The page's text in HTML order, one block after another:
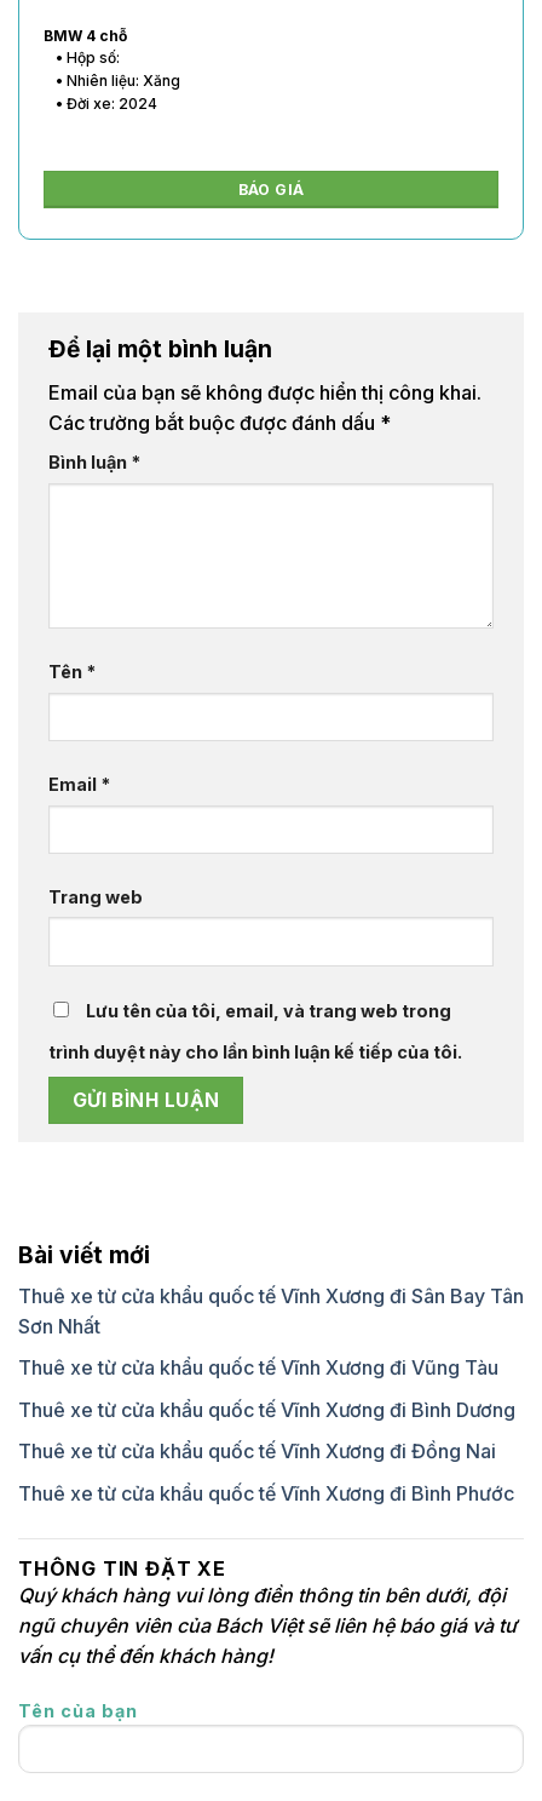
BMW 4 chỗ
• Hộp số:
• Nhiên liệu: Xăng
• Đời xe: 2024
BÁO GIÁ
Để lại một bình luận
Email của bạn sẽ không được hiển thị công khai.
Các trường bắt buộc được đánh dấu *
Bình luận *
Tên *
Email *
Trang web
Lưu tên của tôi, email, và trang web trong
trình duyệt này cho lần bình luận kế tiếp của tôi.
Bài viết mới
Thuê xe từ cửa khẩu quốc tế Vĩnh Xương đi Sân Bay Tân
Sơn Nhất
Thuê xe từ cửa khẩu quốc tế Vĩnh Xương đi Vũng Tàu
Thuê xe từ cửa khẩu quốc tế Vĩnh Xương đi Bình Dương
Thuê xe từ cửa khẩu quốc tế Vĩnh Xương đi Đồng Nai
Thuê xe từ cửa khẩu quốc tế Vĩnh Xương đi Bình Phước
THÔNG TIN ĐẶT XE
Quý khách hàng vui lòng điền thông tin bên dưới, đội
ngũ chuyên viên của Bách Việt sẽ liên hệ báo giá và tư
vấn cụ thể đến khách hàng!
Tên của bạn